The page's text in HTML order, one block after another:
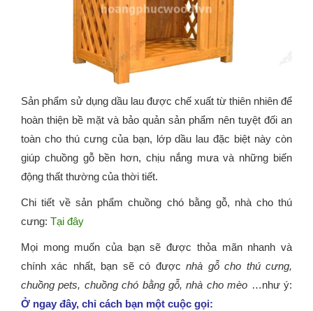
Sản phẩm sử dụng dầu lau được chế xuất từ thiên nhiên để
hoàn thiện bề mặt và bảo quản sản phẩm nên tuyệt đối an
toàn cho thú cưng của bạn, lớp dầu lau đặc biệt này còn
giúp chuồng gỗ bền hơn, chịu nắng mưa và những biến
động thất thường của thời tiết.
Chi tiết về sản phẩm chuồng chó bằng gỗ, nhà cho thú
cưng: Tại đây
Mọi mong muốn của bạn sẽ được thỏa mãn nhanh và
chính xác nhất, bạn sẽ có đượcnhà gỗ cho thú cưng,
chuồng pets, chuồng chó bằng gỗ, nhà cho mèo …như ý:
Ở ngay đây, chỉ cách bạn một cuộc gọi: